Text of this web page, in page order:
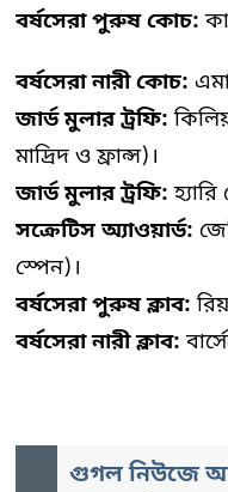
বর্ষসেরা পুরুষ কোচ:
বর্ষসেরা নারী কোচ:
জার্ড মুলার ট্রফি:
মাদ্রিদ ও ফ্রান্স)।
জার্ড মুলার ট্রফি:
সক্রেটিস অ্যাওয়ার্ড:
স্পেন)।
বর্ষসেরা পুরুষ ক্লাব:
বর্ষসেরা নারী ক্লাব:
গুগল নিউজে